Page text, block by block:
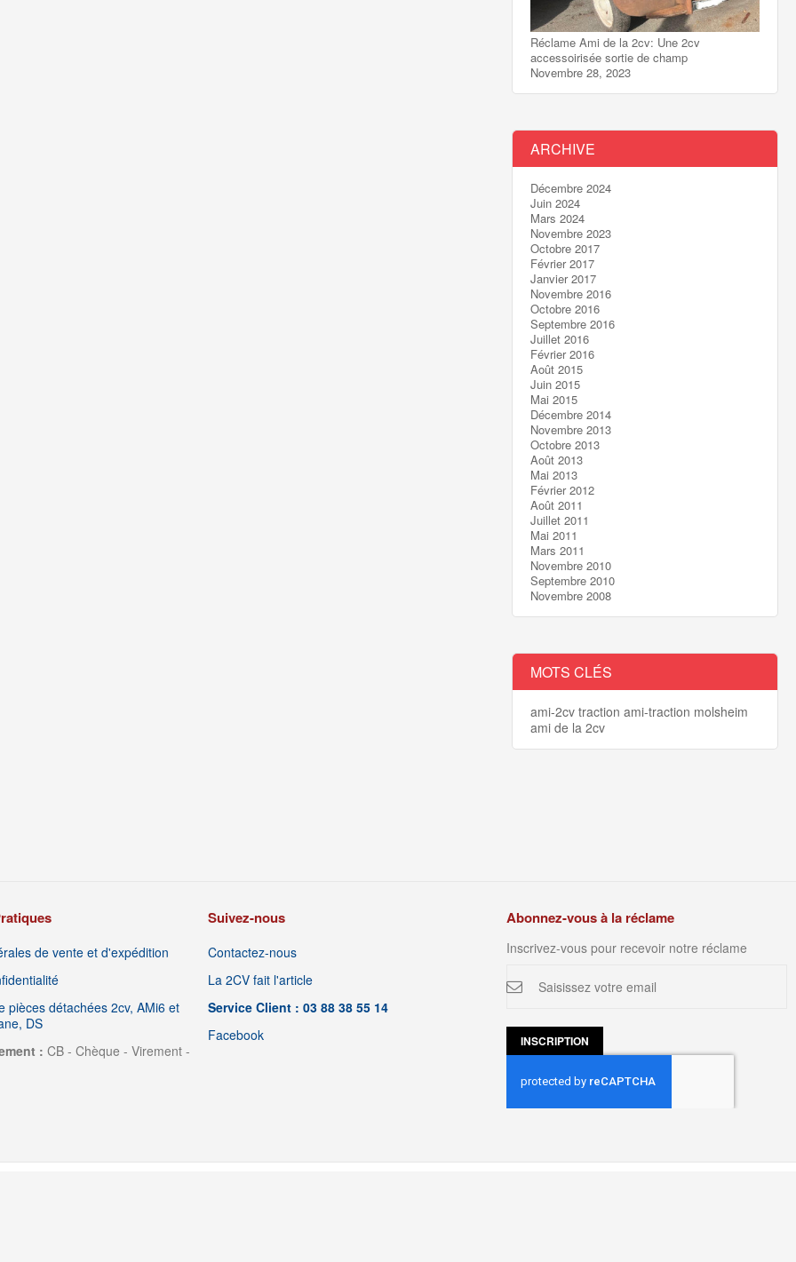
Réclame Ami de la 2cv: Une 2cv
accessoirisée sortie de champ
Novembre 28, 2023
ARCHIVE
Décembre 2024
Juin 2024
Mars 2024
Novembre 2023
Octobre 2017
Février 2017
Janvier 2017
Novembre 2016
Octobre 2016
Septembre 2016
Juillet 2016
Février 2016
Août 2015
Juin 2015
Mai 2015
Décembre 2014
Novembre 2013
Octobre 2013
Août 2013
Mai 2013
Février 2012
Août 2011
Juillet 2011
Mai 2011
Mars 2011
Novembre 2010
Septembre 2010
Novembre 2008
MOTS CLÉS
ami-2cv traction ami-traction molsheim
ami de la 2cv
de vente et d'expédition
pièces détachées 2cv, AMi6 et
DS
: CB - Chèque - Virement -
Suivez-nous
Contactez-nous
La 2CV fait l'article
Service Client : 03 88 38 55 14
Facebook
Abonnez-vous à la réclame
Inscrivez-vous pour recevoir notre réclame
à
:
INSCRIPTION